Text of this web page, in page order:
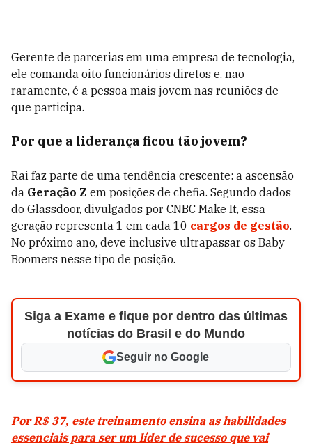
Gerente de parcerias em uma empresa de tecnologia,
ele comanda oito funcionários diretos e, não
raramente, é a pessoa mais jovem nas reuniões de
que participa.
Por que a liderança ficou tão jovem?
Rai faz parte de uma tendência crescente: a ascensão
da Geração Z em posições de chefia. Segundo dados
do Glassdoor, divulgados por CNBC Make It, essa
geração representa 1 em cada 10 cargos de gestão.
No próximo ano, deve inclusive ultrapassar os Baby
Boomers nesse tipo de posição.
Siga a Exame e fique por dentro das últimas
notícias do Brasil e do Mundo
Seguir no Google
Por R$ 37, este treinamento ensina as habilidades
essenciais para ser um líder de sucesso que vai